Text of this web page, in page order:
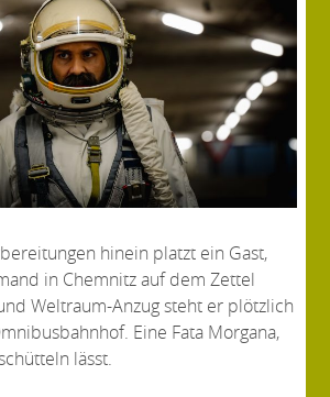
hinein platzt ein Gast,
in Chemnitz auf dem Zettel
Weltraum-Anzug steht er plötzlich
Eine Fata Morgana,
lässt.